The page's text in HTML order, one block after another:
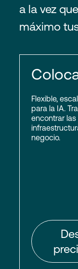
a la vez
máximo
Flexible,
para la IA.
encontrar
negocio.